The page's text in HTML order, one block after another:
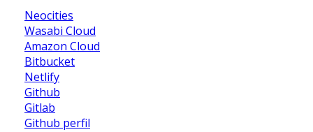
Neocities
Wasabi Cloud
Amazon Cloud
Bitbucket
Netlify
Github
Gitlab
Github perfil